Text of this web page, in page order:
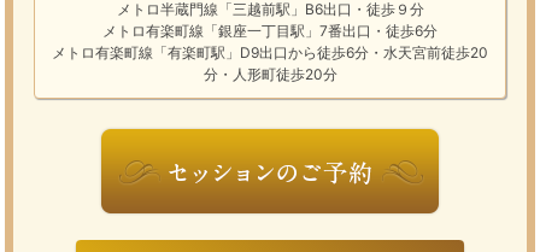
メトロ半蔵門線「三越前駅」B6出口・徒歩９分
メトロ有楽町線「銀座一丁目駅」7番出口・徒歩6分
メトロ有楽町線「有楽町駅」D9出口から徒歩6分・水天宮前徒歩20
分・人形町徒歩20分